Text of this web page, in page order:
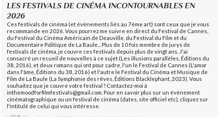
LES FESTIVALS DE CINÉMA INCONTOURNABLES EN
2026
Ces festivals de cinéma (et évènements liés au 7ème art) sont ceux que je vous
recommande en 2026. Vous pourrez me suivre en direct du Festival de Cannes,
du Festival du Cinéma Américain de Deauville, du Festival du Film et du
Documentaire Politique de La Baule... Plus de 10 fois membre de jurys de
festivals de cinéma, je couvre ces festivals depuis plus de vingt ans. J'ai
consacré un recueil de nouvelles à ce sujet (Les illusions parallèles, Éditions du
38, 2016), et deux romans qui ont pour cadre, l'un le Festival de Cannes (L'amor
dans l'âme, Éditions du 38, 2016) et l'autre le Festival du Cinéma et Musique de
Film de La Baule (La Symphonie des rêves, Éditions Blacklephant, 2023). Vous
souhaitez que je couvre votre festival ? Contactez-moi à
inthemoodforfilmfestivals@gmail.com. Pour en savoir plus sur un évènement
cinématographique ou un festival de cinéma (dates, site officiel etc), cliquez sur
l'intitulé de celui qui vous intéresse.